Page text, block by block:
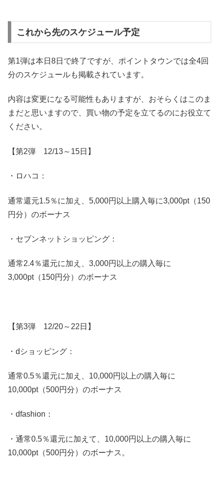
これから先のスケジュール予定
第1弾は本日8日で終了ですが、ポイントタウンでは全4回
分のスケジュールも掲載されています。
内容は変更になる可能性もありますが、おそらくはこのま
まだと思いますので、買い物の予定を立てるのにお役立て
ください。
【第2弾 12/13～15日】
・ロハコ：
通常還元1.5％に加え、5,000円以上購入毎に3,000pt（150
円分）のボーナス
・セブンネットショッピング：
通常2.4％還元に加え、3,000円以上の購入毎に
3,000pt（150円分）のボーナス
【第3弾 12/20～22日】
・dショッピング：
通常0.5％還元に加え、10,000円以上の購入毎に
10,000pt（500円分）のボーナス
・dfashion：
・通常0.5％還元に加えて、10,000円以上の購入毎に
10,000pt（500円分）のボーナス。